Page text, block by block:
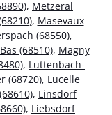
, Metzeral
, Masevaux
(68550),
(68510), Magny
, Luttenbach-
(68720), Lucelle
, Linsdorf
, Liebsdorf